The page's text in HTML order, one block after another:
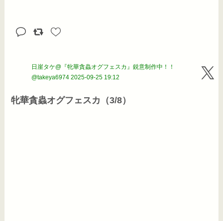
日崖タケ@『牝華貪蟲オグフェスカ』鋭意制作中！！
@takeya6974 2025-09-25 19:12
牝華貪蟲オグフェスカ（3/8）